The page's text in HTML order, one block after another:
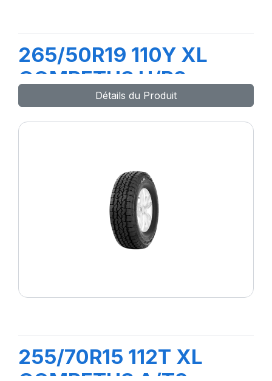
265/50R19 110Y XL
COMPETUS H/P2
Détails du Produit
255/70R15 112T XL